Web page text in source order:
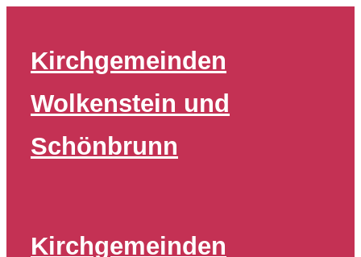
springen
Kirchgemeinden
Wolkenstein und
Schönbrunn
Kirchgemeinden